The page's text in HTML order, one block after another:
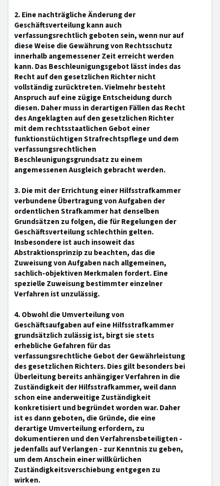
2. Eine nachträgliche Änderung der
Geschäftsverteilung kann auch
verfassungsrechtlich geboten sein, wenn nur auf
diese Weise die Gewährung von Rechtsschutz
innerhalb angemessener Zeit erreicht werden
kann. Das Beschleunigungsgebot lässt indes das
Recht auf den gesetzlichen Richter nicht
vollständig zurücktreten. Vielmehr besteht
Anspruch auf eine zügige Entscheidung durch
diesen. Daher muss in derartigen Fällen das Recht
des Angeklagten auf den gesetzlichen Richter
mit dem rechtsstaatlichen Gebot einer
funktionstüchtigen Strafrechtspflege und dem
verfassungsrechtlichen
Beschleunigungsgrundsatz zu einem
angemessenen Ausgleich gebracht werden.
3. Die mit der Errichtung einer Hilfsstrafkammer
verbundene Übertragung von Aufgaben der
ordentlichen Strafkammer hat denselben
Grundsätzen zu folgen, die für Regelungen der
Geschäftsverteilung schlechthin gelten.
Insbesondere ist auch insoweit das
Abstraktionsprinzip zu beachten, das die
Zuweisung von Aufgaben nach allgemeinen,
sachlich-objektiven Merkmalen fordert. Eine
spezielle Zuweisung bestimmter einzelner
Verfahren ist unzulässig.
4. Obwohl die Umverteilung von
Geschäftsaufgaben auf eine Hilfsstrafkammer
grundsätzlich zulässig ist, birgt sie stets
erhebliche Gefahren für das
verfassungsrechtliche Gebot der Gewährleistung
des gesetzlichen Richters. Dies gilt besonders bei
Überleitung bereits anhängiger Verfahren in die
Zuständigkeit der Hilfsstrafkammer, weil dann
schon eine anderweitige Zuständigkeit
konkretisiert und begründet worden war. Daher
ist es dann geboten, die Gründe, die eine
derartige Umverteilung erfordern, zu
dokumentieren und den Verfahrensbeteiligten -
jedenfalls auf Verlangen - zur Kenntnis zu geben,
um dem Anschein einer willkürlichen
Zuständigkeitsverschiebung entgegen zu
wirken.